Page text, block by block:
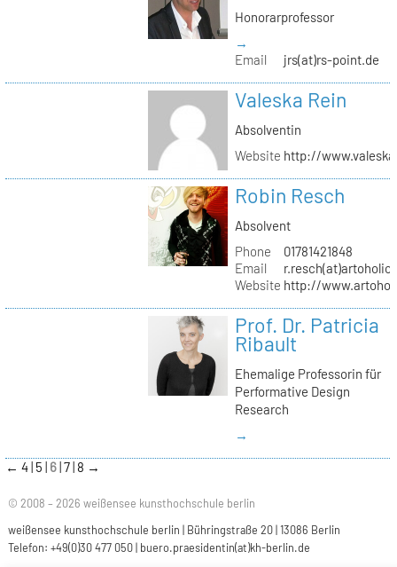
Honorarprofessor
→
Email
jrs(at)rs-point.de
Valeska Rein
Absolventin
Website http://
Robin Resch
Absolvent
Phone
01781421848
Email
Website http://
Prof. Dr. Patricia
Ribault
Ehemalige Professorin für
Performative Design
Research
→
← 4 5 6 7 8 →
© 2008 – 2026 weißensee kunsthochschule berlin
weißensee kunsthochschule berlin | Bühringstraße 20 | 13086 Berlin
Telefon: +49(0)30 477 050 | buero.praesidentin(at)kh-berlin.de